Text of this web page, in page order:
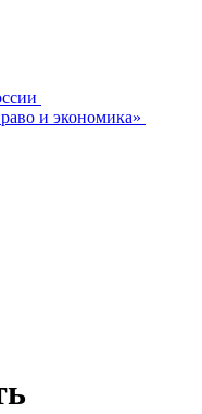
и экономика»